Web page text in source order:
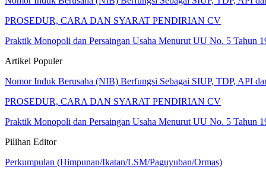
PROSEDUR, CARA DAN SYARAT PENDIRIAN CV
Praktik Monopoli dan Persaingan Usaha Menurut UU No. 5 Tahun
Artikel Populer
Nomor Induk Berusaha (NIB) Berfungsi Sebagai SIUP, TDP, API
PROSEDUR, CARA DAN SYARAT PENDIRIAN CV
Praktik Monopoli dan Persaingan Usaha Menurut UU No. 5 Tahun
Pilihan Editor
Perkumpulan (Himpunan/Ikatan/LSM/Paguyuban/Ormas)